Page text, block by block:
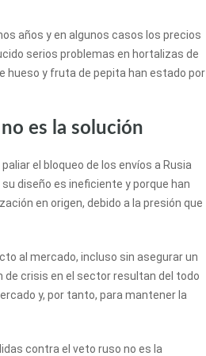
años y en algunos casos los precios
serios problemas en hortalizas de
hueso y fruta de pepita han estado por
es la solución
el bloqueo de los envíos a Rusia
diseño es ineficiente y porque han
en origen, debido a la presión que
al mercado, incluso sin asegurar un
de crisis en el sector resultan del todo
y, por tanto, para mantener la
contra el veto ruso no es la